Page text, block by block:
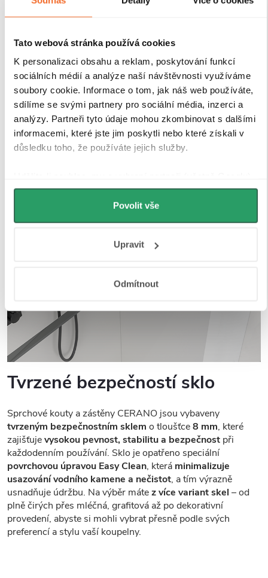
Tato webová stránka používá cookies
K personalizaci obsahu a reklam, poskytování funkcí
sociálních médií a analýze naší návštěvnosti využíváme
soubory cookie. Informace o tom, jak náš web používáte,
sdílíme se svými partnery pro sociální média, inzerci a
analýzy. Partneři tyto údaje mohou zkombinovat s dalšími
informacemi, které jste jim poskytli nebo které získali v
důsledku toho, že používáte jejich služby.
můžeme používat cookies pro analytiku a
personalizovanou reklamu. Jak Google zpracovává
osobní údaje najdete na stránkách
Povolit vše
Upravit
Odmítnout
Tvrzené bezpečností sklo
Sprchové kouty a zástěny CERANO jsou vybaveny
tvrzeným bezpečnostním sklem o tloušťce8 mm, které
zajišťujevysokou pevnost, stabilitu a bezpečnost při
každodenním používání. Sklo je opatřeno speciální
povrchovou úpravou Easy Clean, která minimalizuje
usazování vodního kamene a nečistot, a tím výrazně
usnadňuje údržbu. Na výběr mátez více variant skel – od
plně čirých přes mléčná, grafitová až po dekorativní
provedení, abyste si mohli vybrat přesně podle svých
preferencí a stylu vaší koupelny.